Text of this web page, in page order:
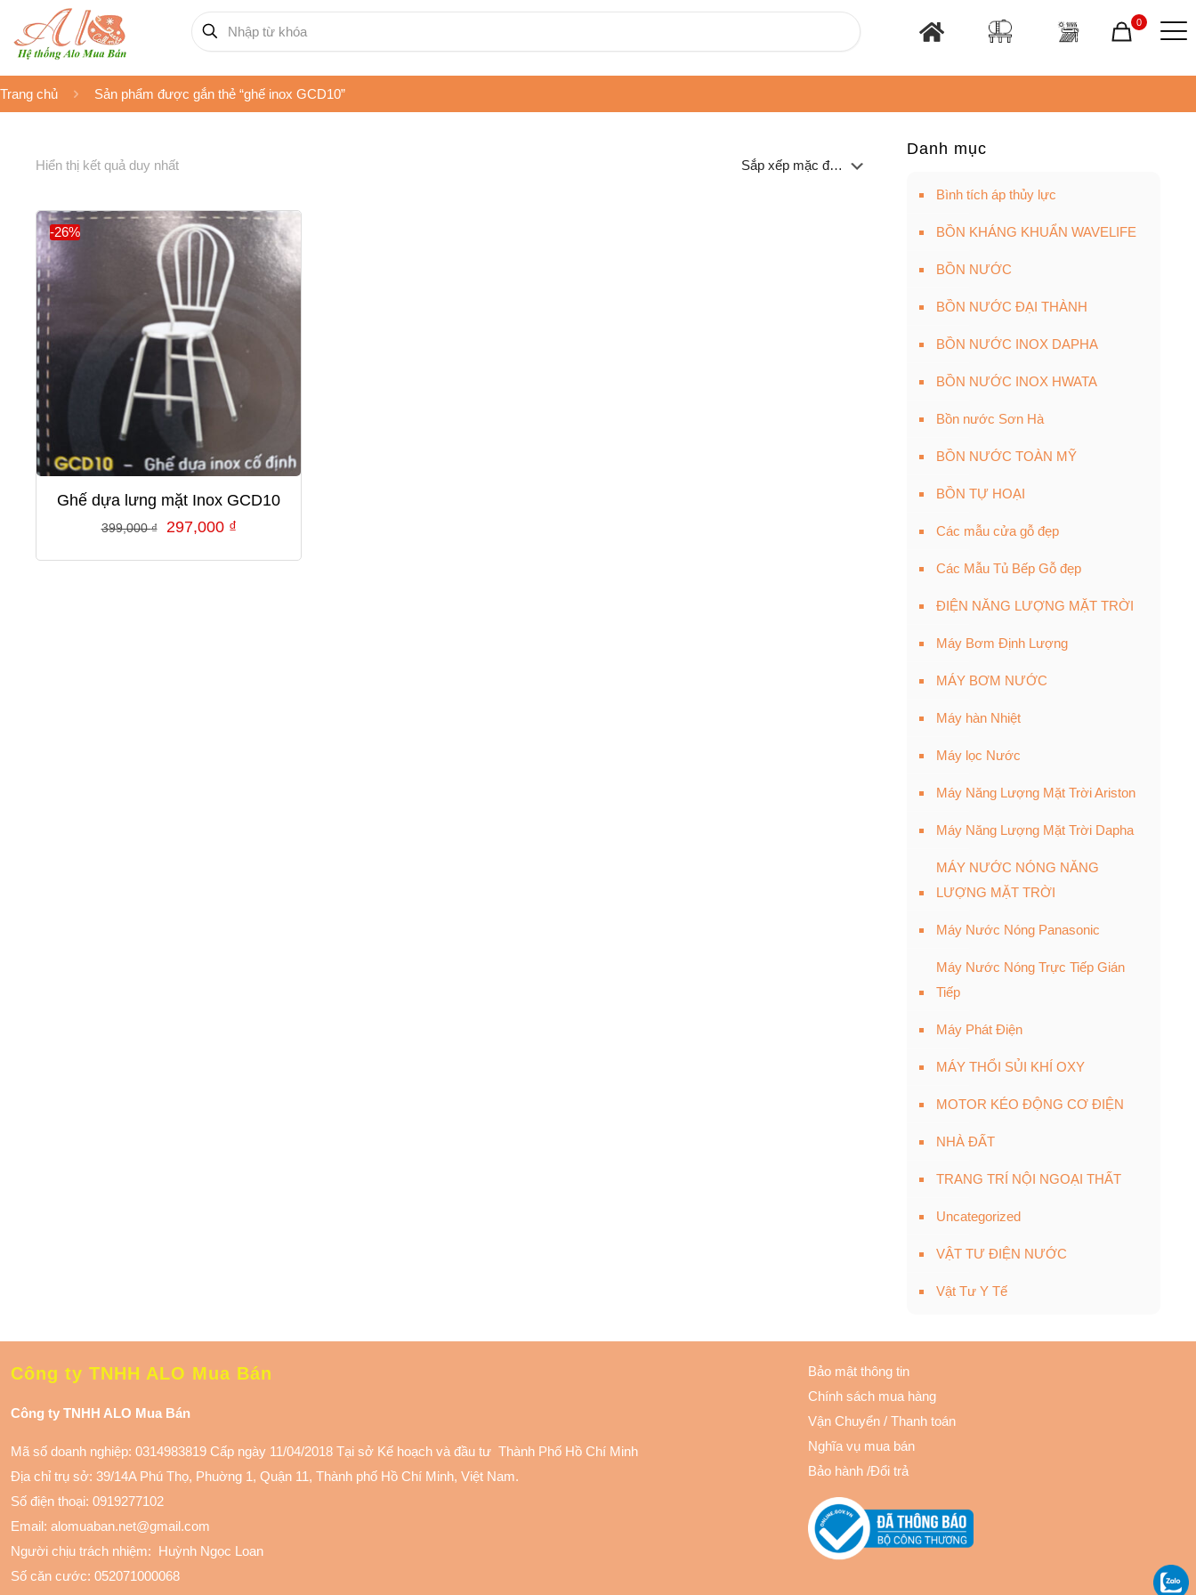
0
Trang chủ Sản phẩm được gắn thẻ “ghế inox GCD10”
Hiển thị kết quả duy nhất
-26%
Ghế dựa lưng mặt Inox GCD10
399,000₫
Giá
297,000 ₫Giá
Danh mục
Bình tích áp thủy lực
BỒN KHÁNG KHUẨN WAVELIFE
BỒN NƯỚC
BỒN NƯỚC ĐẠI THÀNH
BỒN NƯỚC INOX DAPHA
BỒN NƯỚC INOX HWATA
Bồn nước Sơn Hà
BỒN NƯỚC TOÀN MỸ
BỒN TỰ HOẠI
Các mẫu cửa gỗ đẹp
Các Mẫu Tủ Bếp Gỗ đẹp
ĐIỆN NĂNG LƯỢNG MẶT TRỜI
Máy Bơm Định Lượng
MÁY BƠM NƯỚC
Máy hàn Nhiệt
Máy lọc Nước
Máy Năng Lượng Mặt Trời Ariston
Máy Năng Lượng Mặt Trời Dapha
MÁY NƯỚC NÓNG NĂNG
LƯỢNG MẶT TRỜI
Máy Nước Nóng Panasonic
Máy Nước Nóng Trực Tiếp Gián
Tiếp
Máy Phát Điện
MÁY THỔI SỦI KHÍ OXY
MOTOR KÉO ĐỘNG CƠ ĐIỆN
NHÀ ĐẤT
TRANG TRÍ NỘI NGOẠI THẤT
Uncategorized
VẬT TƯ ĐIỆN NƯỚC
Vật Tư Y Tế
Công ty TNHH ALO Mua Bán
Công ty TNHH ALO Mua Bán
Mã số doanh nghiệp: 0314983819 Cấp ngày 11/04/2018 Tại sở Kế hoạch và đầu tư Thành Phố Hồ Chí Minh
Địa chỉ trụ sở: 39/14A Phú Thọ, Phuờng 1, Quận 11, Thành phố Hồ Chí Minh, Việt Nam.
Số điện thoại: 0919277102
Email: alomuaban.net@gmail.com
Người chịu trách nhiệm: Huỳnh Ngọc Loan
Số căn cước: 052071000068
Bảo mật thông tin
Chính sách mua hàng
Vận Chuyển /Thanh toán
Nghĩa vụ mua bán
Bảo hành/Đổi trả